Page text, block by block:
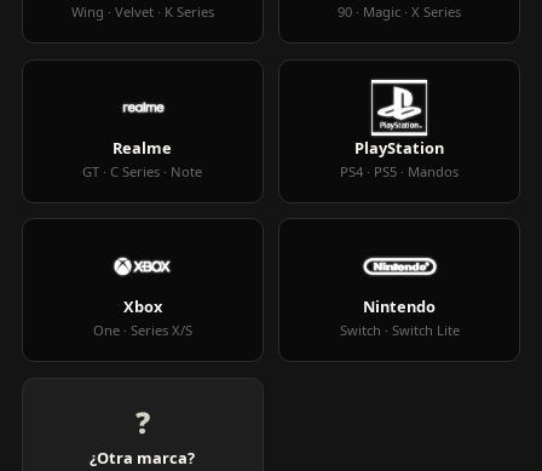
Wing · Velvet · K Series 90 · Magic · X Series
Realme
GT · C Series · Note
PlayStation
PS4 · PS5 · Mandos
Xbox
One · Series X/S
Nintendo
Switch · Switch Lite
❓
¿Otra marca?